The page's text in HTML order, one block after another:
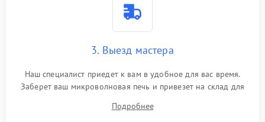
3. Выезд мастера
Наш специалист приедет к вам в удобное для вас время.
Заберет ваш микроволновая печь и привезет на склад для
Подробнее